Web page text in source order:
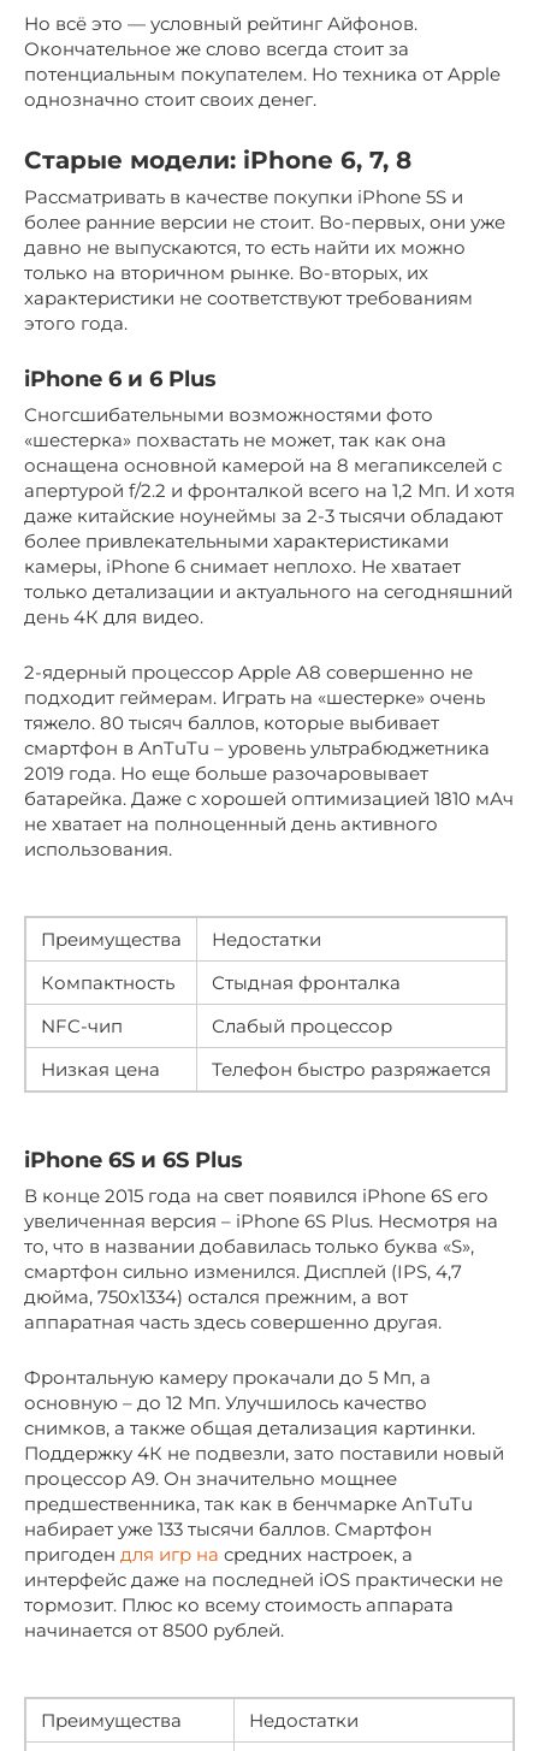
Но всё это — условный рейтинг Айфонов.
Окончательное же слово всегда стоит за
потенциальным покупателем. Но техника от Apple
однозначно стоит своих денег.
Старые модели: iPhone 6, 7, 8
Рассматривать в качестве покупки iPhone 5S и
более ранние версии не стоит. Во-первых, они уже
давно не выпускаются, то есть найти их можно
только на вторичном рынке. Во-вторых, их
характеристики не соответствуют требованиям
этого года.
iPhone 6 и 6 Plus
Сногсшибательными возможностями фото
«шестерка» похвастать не может, так как она
оснащена основной камерой на 8 мегапикселей с
апертурой f/2.2 и фронталкой всего на 1,2 Мп. И хотя
даже китайские ноунеймы за 2-3 тысячи обладают
более привлекательными характеристиками
камеры, iPhone 6 снимает неплохо. Не хватает
только детализации и актуального на сегодняшний
день 4К для видео.
2-ядерный процессор Apple A8 совершенно не
подходит геймерам. Играть на «шестерке» очень
тяжело. 80 тысяч баллов, которые выбивает
смартфон в AnTuTu – уровень ультрабюджетника
2019 года. Но еще больше разочаровывает
батарейка. Даже с хорошей оптимизацией 1810 мАч
не хватает на полноценный день активного
использования.
Преимущества
Недостатки
Компактность
Стыдная фронталка
NFC-чип
Слабый процессор
Низкая цена
Телефон быстро разряжается
iPhone 6S и 6S Plus
В конце 2015 года на свет появился iPhone 6S его
увеличенная версия – iPhone 6S Plus. Несмотря на
то, что в названии добавилась только буква «S»,
смартфон сильно изменился. Дисплей (IPS, 4,7
дюйма, 750х1334) остался прежним, а вот
аппаратная часть здесь совершенно другая.
Фронтальную камеру прокачали до 5 Мп, а
основную – до 12 Мп. Улучшилось качество
снимков, а также общая детализация картинки.
Поддержку 4К не подвезли, зато поставили новый
процессор А9. Он значительно мощнее
предшественника, так как в бенчмарке AnTuTu
набирает уже 133 тысячи баллов. Смартфон
пригоден для игр на средних настроек, а
интерфейс даже на последней iOS практически не
тормозит. Плюс ко всему стоимость аппарата
начинается от 8500 рублей.
Преимущества
Недостатки